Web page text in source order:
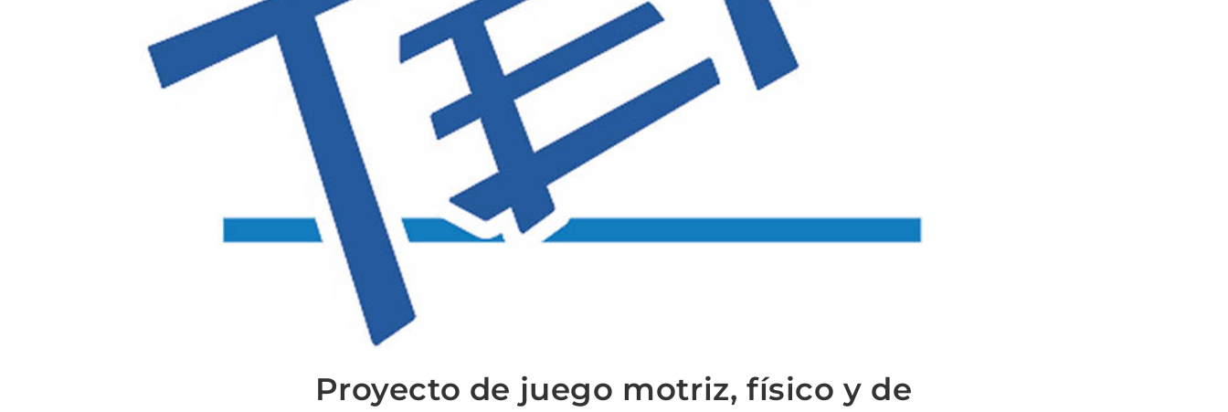
Proyecto de juego motriz, físico y de